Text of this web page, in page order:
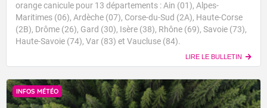
orange canicule pour 13 départements : Ain (01), Alpes-
Maritimes (06), Ardèche (07), Corse-du-Sud (2A), Haute-Corse
(2B), Drôme (26), Gard (30), Isère (38), Rhône (69), Savoie (73),
Haute-Savoie (74), Var (83) et Vaucluse (84).
LIRE LE BULLETIN
INFOS MÉTÉO